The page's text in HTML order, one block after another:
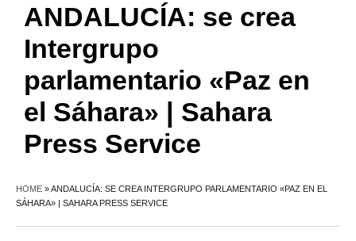
ANDALUCÍA: se crea
Intergrupo
parlamentario «Paz en
el Sáhara» | Sahara
Press Service
HOME »ANDALUCÍA: SE CREA INTERGRUPO PARLAMENTARIO «PAZ EN EL
SÁHARA» | SAHARA PRESS SERVICE